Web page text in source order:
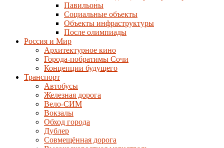
Павильоны
Социальные объекты
Объекты инфраструктуры
После олимпиады
Россия и Мир
Архитектурное кино
Города-побратимы Сочи
Концепции будущего
Транспорт
Автобусы
Железная дорога
Вело-СИМ
Вокзалы
Обход города
Дублер
Совмещённая дорога